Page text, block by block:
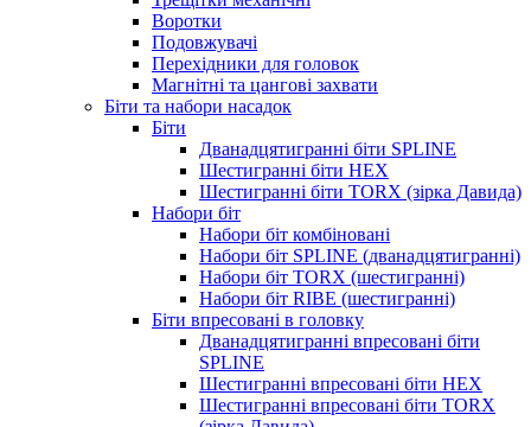
Воротки
Подовжувачі
Перехідники для головок
Магнітні та цангові захвати
Біти та набори насадок
Біти
Дванадцятигранні біти SPLINE
Шестигранні біти HEX
Шестигранні біти TORX (зірка Давида)
Набори біт
Набори біт комбіновані
Набори біт SPLINE (дванадцятигранні)
Набори біт TORX (шестигранні)
Набори біт RIBE (шестигранні)
Біти впресовані в головку
Дванадцятигранні впресовані біти
SPLINE
Шестигранні впресовані біти HEX
Шестигранні впресовані біти TORX